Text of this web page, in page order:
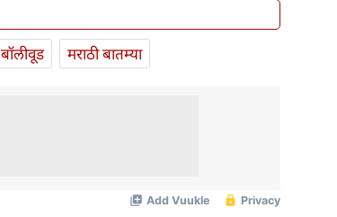
बॉलीवूड मराठी बातम्या